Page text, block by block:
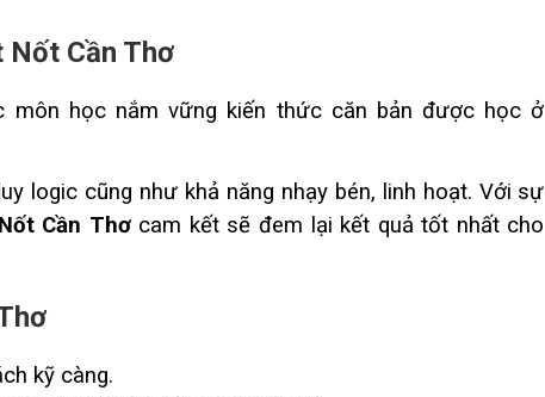
Cần Thơ
môn học nắm vững kiến ​​thức căn bản được học ở
logic cũng như khả năng nhạy bén, linh hoạt. Với sự
Cần Thơcam kết sẽ đem lại kết quả tốt nhất cho
kỹ càng.